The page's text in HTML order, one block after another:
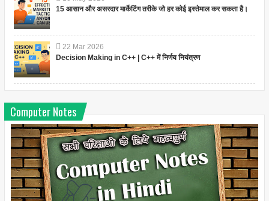
15 आसान और असरदार मार्केटिंग तरीके जो हर कोई इस्तेमाल कर सकता है।
22 Mar 2026
Decision Making in C++ | C++ में निर्णय नियंत्रण
Computer Notes